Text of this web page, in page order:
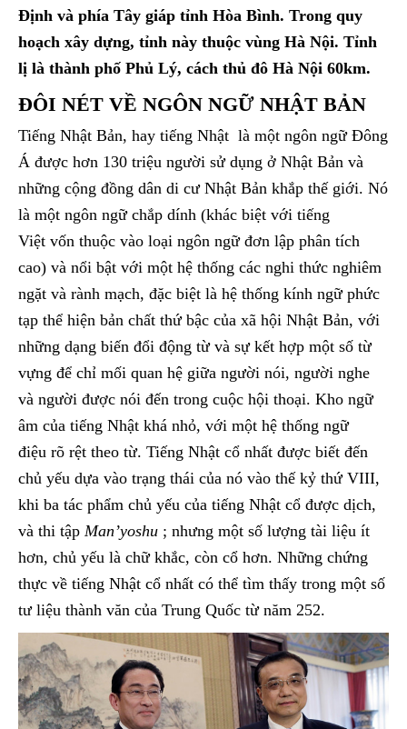
Định và phía Tây giáp tỉnh Hòa Bình. Trong quy
hoạch xây dựng, tỉnh này thuộc vùng Hà Nội. Tỉnh
lị là thành phố Phủ Lý, cách thủ đô Hà Nội 60km.
ĐÔI NÉT VỀ NGÔN NGỮ NHẬT BẢN
Tiếng Nhật Bản, hay tiếng Nhật là một ngôn ngữ Đông
Á được hơn 130 triệu người sử dụng ở Nhật Bản và
những cộng đồng dân di cư Nhật Bản khắp thế giới. Nó
là một ngôn ngữ chắp dính (khác biệt với tiếng
Việt vốn thuộc vào loại ngôn ngữ đơn lập phân tích
cao) và nổi bật với một hệ thống các nghi thức nghiêm
ngặt và rành mạch, đặc biệt là hệ thống kính ngữ phức
tạp thể hiện bản chất thứ bậc của xã hội Nhật Bản, với
những dạng biến đổi động từ và sự kết hợp một số từ
vựng để chỉ mối quan hệ giữa người nói, người nghe
và người được nói đến trong cuộc hội thoại. Kho ngữ
âm của tiếng Nhật khá nhỏ, với một hệ thống ngữ
điệu rõ rệt theo từ. Tiếng Nhật cổ nhất được biết đến
chủ yếu dựa vào trạng thái của nó vào thế kỷ thứ VIII,
khi ba tác phẩm chủ yếu của tiếng Nhật cổ được dịch,
và thi tập Man’yoshu ; nhưng một số lượng tài liệu ít
hơn, chủ yếu là chữ khắc, còn cổ hơn. Những chứng
thực về tiếng Nhật cổ nhất có thể tìm thấy trong một số
tư liệu thành văn của Trung Quốc từ năm 252.